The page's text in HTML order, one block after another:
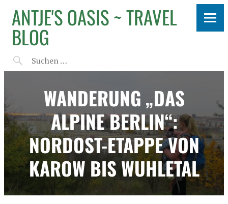
ANTJE'S OASIS ~ TRAVEL
BLOG
WANDERUNG „DAS
ALPINE BERLIN“:
NORDOST-ETAPPE VON
KAROW BIS WUHLETAL